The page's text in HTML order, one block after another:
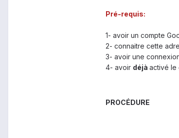
Pré-requis:
1- avoir un compte
2- connaitre cette
3- avoir une
4- avoir déjà activé le
PROCÉDURE